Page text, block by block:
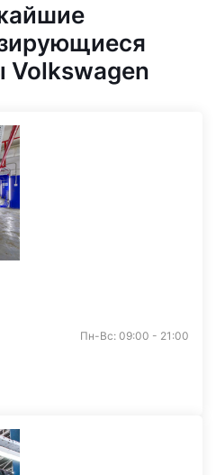
Volkswagen
Пн-Вс: 09:00 - 21:00